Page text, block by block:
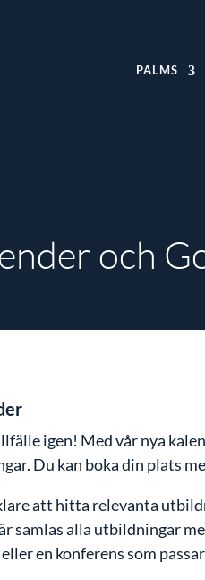
PALMS
och
igen! Med vår nya
Du kan boka din plats
att hitta relevanta
samlas alla utbildningar
en konferens som